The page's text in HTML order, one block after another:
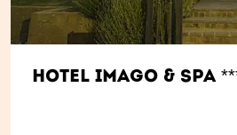
HOTEL IMAGO & SPA